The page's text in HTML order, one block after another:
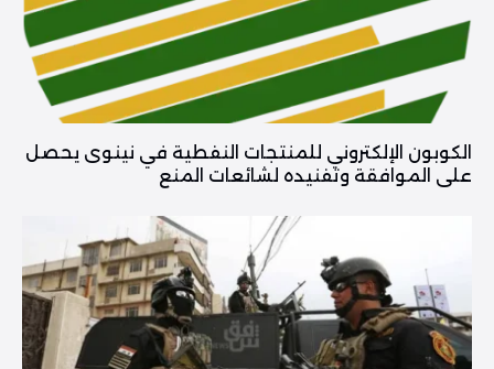
الكوبون الإلكتروني للمنتجات النفطية في نينوى يحصل
على الموافقة وتفنيده لشائعات المنع